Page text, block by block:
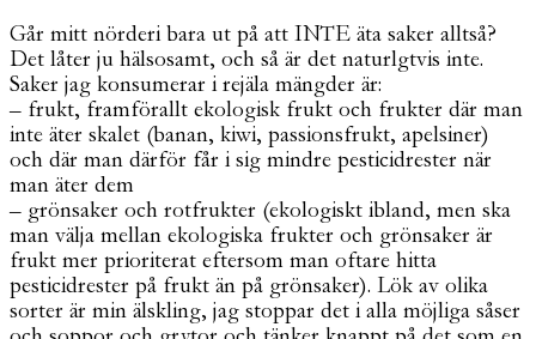
Går mitt nörderi bara ut på att INTE äta saker alltså?
Det låter ju hälsosamt, och så är det naturlgtvis inte.
Saker jag konsumerar i rejäla mängder är:
– frukt, framförallt ekologisk frukt och frukter där man
inte äter skalet (banan, kiwi, passionsfrukt, apelsiner)
och där man därför får i sig mindre pesticidrester när
man äter dem
– grönsaker och rotfrukter (ekologiskt ibland, men ska
man välja mellan ekologiska frukter och grönsaker är
frukt mer prioriterat eftersom man oftare hitta
pesticidrester på frukt än på grönsaker). Lök av olika
sorter är min älskling, jag stoppar det i alla möjliga såser